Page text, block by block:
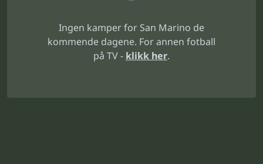
Ingen kamper for San Marino de
kommende dagene. For annen fotball
på TV - klikk her.